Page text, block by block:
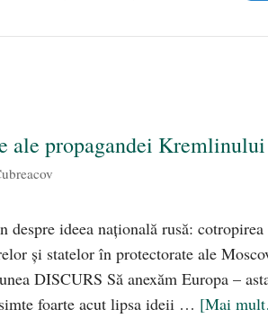
ale propagandei Kremlinului
despre ideea națională rusă:
și statelor în protectorate ale
DISCURS Să anexăm Europa –
foarte acut lipsa ideii … [Mai